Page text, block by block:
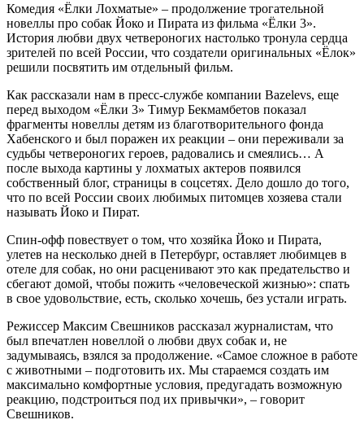
Комедия «Ёлки Лохматые» – продолжение трогательной
новеллы про собак Йоко и Пирата из фильма «Ёлки 3».
История любви двух четвероногих настолько тронула сердца
зрителей по всей России, что создатели оригинальных «Ёлок»
решили посвятить им отдельный фильм.
Как рассказали нам в пресс-службе компании Bazelevs, еще
перед выходом «Ёлки 3» Тимур Бекмамбетов показал
фрагменты новеллы детям из благотворительного фонда
Хабенского и был поражен их реакции – они переживали за
судьбы четвероногих героев, радовались и смеялись… А
после выхода картины у лохматых актеров появился
собственный блог, страницы в соцсетях. Дело дошло до того,
что по всей России своих любимых питомцев хозяева стали
называть Йоко и Пират.
Спин-офф повествует о том, что хозяйка Йоко и Пирата,
улетев на несколько дней в Петербург, оставляет любимцев в
отеле для собак, но они расценивают это как предательство и
сбегают домой, чтобы пожить «человеческой жизнью»: спать
в свое удовольствие, есть, сколько хочешь, без устали играть.
Режиссер Максим Свешников рассказал журналистам, что
был впечатлен новеллой о любви двух собак и, не
задумываясь, взялся за продолжение. «Самое сложное в работе
с животными – подготовить их. Мы стараемся создать им
максимально комфортные условия, предугадать возможную
реакцию, подстроиться под их привычки», – говорит
Свешников.